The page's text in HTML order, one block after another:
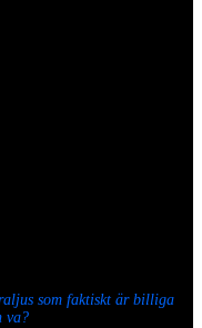
som faktiskt är billiga
va?